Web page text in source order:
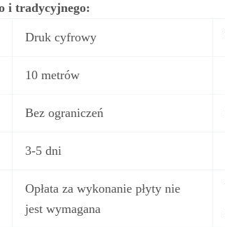
i tradycyjnego:
Druk cyfrowy
10 metrów
Bez ograniczeń
3-5 dni
Opłata za wykonanie płyty nie
jest wymagana